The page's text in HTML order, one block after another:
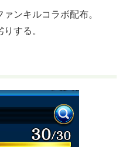
ンキルコラボ配布。
する。